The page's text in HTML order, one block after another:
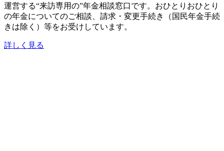
運営する“来訪専用の”年金相談窓口です。おひとりおひとり
の年金についてのご相談、請求・変更手続き（国民年金手続
きは除く）等をお受けしています。
詳しく見る